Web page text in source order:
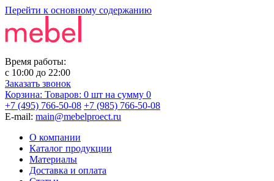
Перейти к основному содержанию
Время работы:
с 10:00 до 22:00
Заказать звонок
Корзина: Товаров: 0 шт на сумму 0
+7 (495) 766-50-08 +7 (985) 766-50-08
E-mail: main@mebelproect.ru
О компании
Каталог продукции
Материалы
Доставка и оплата